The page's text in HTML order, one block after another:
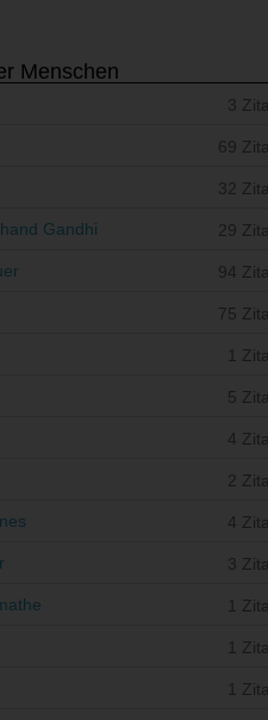
Menschen
3
69
32
Gandhi 29
94
75
1
5
4
2
4
3
1
1
1